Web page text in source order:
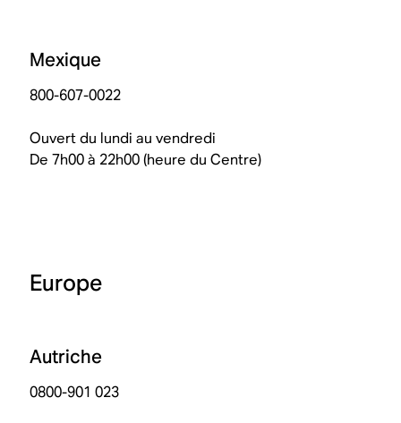
Mexique
800-607-0022
Ouvert du lundi au vendredi
De 7h00 à 22h00 (heure du Centre)
Europe
Autriche
0800-901 023